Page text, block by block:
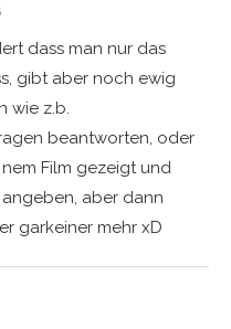
dass man nur das
gibt aber noch ewig
wie z.b.
beantworten, oder
Film gezeigt und
aber dann
garkeiner mehr xD